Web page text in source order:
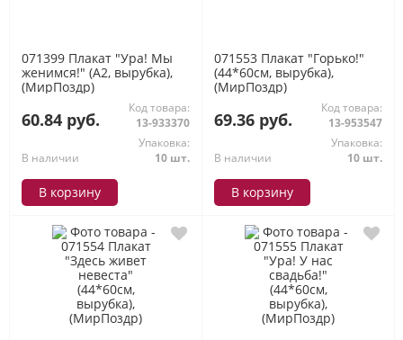
071399 Плакат "Ура! Мы
женимся!" (А2, вырубка),
(МирПоздр)
60.84 руб.
Код товара:
13-933370
В наличии
Упаковка:
10 шт.
В корзину
071553 Плакат "Горько!"
(44*60см, вырубка),
(МирПоздр)
69.36 руб.
Код товара:
13-953547
В наличии
Упаковка:
10 шт.
В корзину